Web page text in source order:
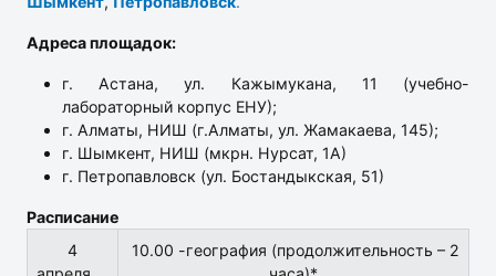
Адреса площадок:
г. Астана, ул. Кажымукана, 11 (учебно-
лабораторный корпус ЕНУ);
г. Алматы, НИШ (​г.Алматы, ул. Жамакаева, 145);
г. Шымкент, НИШ (мкрн. Нурсат, 1А)
г. Петропавловск (ул. Бостандыкская, 51)
Расписание
4
10.00 -география (продолжительность – 2